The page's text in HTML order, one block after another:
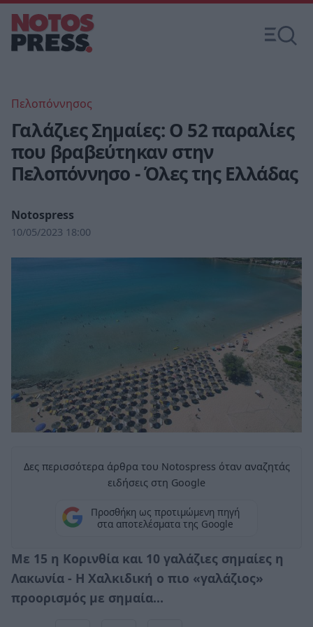
Πελοπόννησος
Γαλάζιες Σημαίες: Ο 52 παραλίες
που βραβεύτηκαν στην
Πελοπόννησο - Όλες της Ελλάδας
Notospress
10/05/2023 18:00
Δες περισσότερα άρθρα του Notospress όταν αναζητάς
ειδήσεις στη Google
Προσθήκη ως προτιμώμενη πηγή
στα αποτελέσματα της Google
Με 15 η Κορινθία και 10 γαλάζιες σημαίες η
Λακωνία - Η Χαλκιδική ο πιο «γαλάζιος»
προορισμός με σημαία…